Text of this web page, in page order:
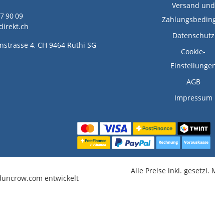
90 09
4, CH 9464 Rüthi SG
Versand und
Datenschutz
Cookie-
AGB
Impressum
entwickelt
Alle Preise inkl. gesetzl.